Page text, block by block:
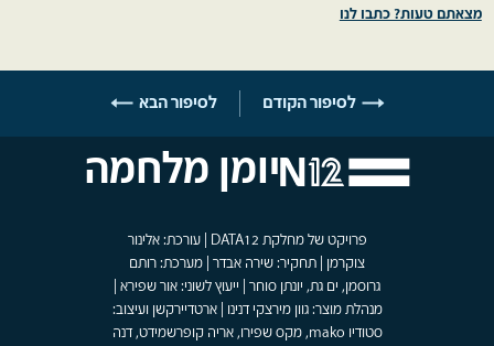
מצאתם טעות? כתבו לנו
לסיפור הקודם לסיפור הבא
יומן מלחמה
פרויקט של מחלקת DATA12 | עורכת: אלינור
צוקרמן | תחקיר: שירה אבדר | מערכת: רותם
גרוסמן, ים גת, יונתן סוחר | ייעוץ לשוני: אור שפירא |
מנהלת מוצר: גוון מירצקי דנינו | ארטדיירקשן ועיצוב:
סטודיו mako, מקס שפירו, אריה קופרשמידט, דנה